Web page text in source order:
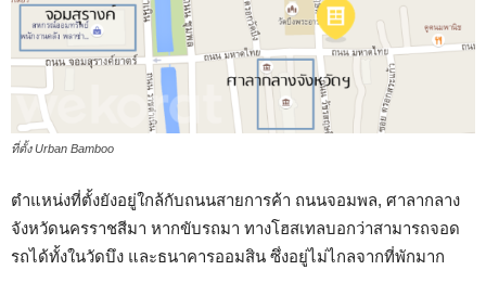
ที่ตั้ง Urban Bamboo
ตำแหน่งที่ตั้งยังอยู่ใกล้กับถนนสายการค้า ถนนจอมพล, ศาลากลาง
จังหวัดนครราชสีมา หากขับรถมา ทางโฮสเทลบอกว่าสามารถจอด
รถได้ทั้งในวัดบึง และธนาคารออมสิน ซึ่งอยู่ไม่ไกลจากที่พักมาก